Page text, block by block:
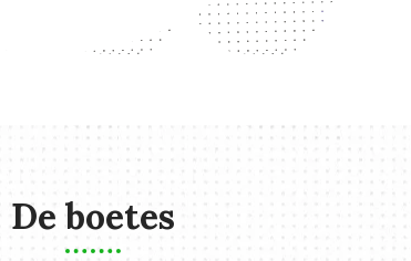
De boetes